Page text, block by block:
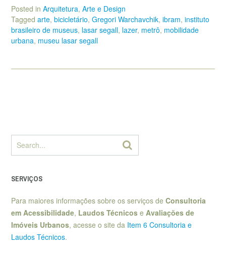
Posted in Arquitetura, Arte e Design
Tagged arte, bicicletário, Gregori Warchavchik, ibram, instituto
brasileiro de museus, lasar segall, lazer, metrô, mobilidade
urbana, museu lasar segall
SERVIÇOS
Para maiores informações sobre os serviços de Consultoria
em Acessibilidade, Laudos Técnicos e Avaliações de
Imóveis Urbanos, acesse o site da Item 6 Consultoria e
Laudos Técnicos.